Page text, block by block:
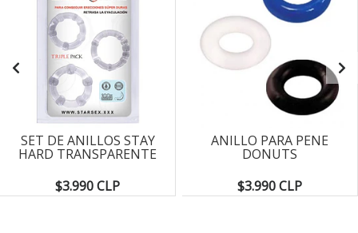
SET DE ANILLOS STAY
HARD TRANSPARENTE
$3.990 CLP
ANILLO PARA PENE
DONUTS
$3.990 CLP